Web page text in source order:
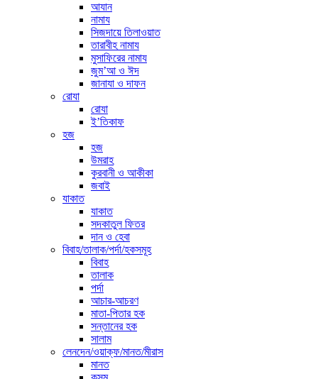
আযান
নামায
সিজদায়ে তিলাওয়াত
তারাবীহ নামায
মুসাফিরের নামায
জুম’আ ও ঈদ
জানাযা ও দাফন
রোযা
রোযা
ই’তিকাফ
হজ
হজ
উমরাহ
কুরবানী ও আকীকা
জবাই
যাকাত
যাকাত
সদকাতুল ফিতর
দান ও হেবা
বিবাহ/তালাক/পর্দা/হকসমূহ
বিবাহ
তালাক
পর্দা
আচার-আচরণ
মাতা-পিতার হক
সন্তানের হক
সালাম
লেনদেন/ওয়াক্ফ/মানত/মীরাস
মানত